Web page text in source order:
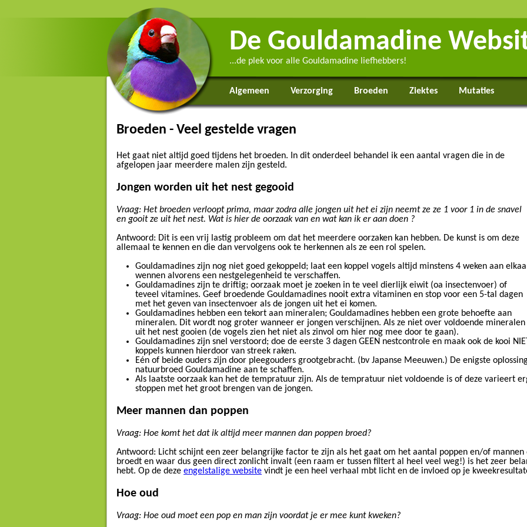
De Gouldamadine
...de plek voor alle Gouldamadine liefhebbers!
Algemeen Verzorging Broeden Ziektes Mutaties
Broeden - Veel gestelde vragen
Het gaat niet altijd goed tijdens het broeden. In dit onderdeel behandel ik een aantal vragen die in de
afgelopen jaar meerdere malen zijn gesteld.
Jongen worden uit het nest gegooid
Vraag: Het broeden verloopt prima, maar zodra alle jongen uit het ei zijn neemt ze ze 1 voor 1 in de snavel
en gooit ze uit het nest. Wat is hier de oorzaak van en wat kan ik er aan doen ?
Antwoord: Dit is een vrij lastig probleem om dat het meerdere oorzaken kan hebben. De kunst is om deze
allemaal te kennen en die dan vervolgens ook te herkennen als ze een rol spelen.
Gouldamadines zijn nog niet goed gekoppeld; laat een koppel vogels altijd minstens 4 weken aan
wennen alvorens een nestgelegenheid te verschaffen.
Gouldamadines zijn te driftig; oorzaak moet je zoeken in te veel dierlijk eiwit (oa insectenvoer) of
teveel vitamines. Geef broedende Gouldamadines nooit extra vitaminen en stop voor een 5-tal dagen
met het geven van insectenvoer als de jongen uit het ei komen.
Gouldamadines hebben een tekort aan mineralen; Gouldamadines hebben een grote behoefte aan
mineralen. Dit wordt nog groter wanneer er jongen verschijnen. Als ze niet over voldoende mineralen
uit het nest gooien (de vogels zien het niet als zinvol om hier nog mee door te gaan).
Gouldamadines zijn snel verstoord; doe de eerste 3 dagen GEEN nestcontrole en maak ook de kooi
koppels kunnen hierdoor van streek raken.
Eén of beide ouders zijn door pleegouders grootgebracht. (bv Japanse Meeuwen.) De enigste
natuurbroed Gouldamadine aan te schaffen.
Als laatste oorzaak kan het de tempratuur zijn. Als de tempratuur niet voldoende is of deze varieert
stoppen met het groot brengen van de jongen.
Meer mannen dan poppen
Vraag: Hoe komt het dat ik altijd meer mannen dan poppen broed?
Antwoord: Licht schijnt een zeer belangrijke factor te zijn als het gaat om het aantal poppen en/of
broedt en waar dus geen direct zonlicht invalt (een raam er tussen filtert al heel veel weg!) is het zeer
hebt. Op de deze engelstalige website vindt je een heel verhaal mbt licht en de invloed op je
Hoe oud
Vraag: Hoe oud moet een pop en man zijn voordat je er mee kunt kweken?